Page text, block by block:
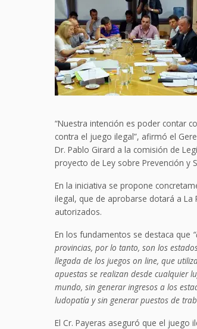
“Nuestra intención es poder contar
contra el juego ilegal”, afirmó el
Dr. Pablo Girard a la comisión de
proyecto de Ley sobre Prevención y
En la iniciativa se propone
ilegal, que de aprobarse dotará a
autorizados.
En los fundamentos se destaca que
provincias, por lo tanto, son los
llegada de los juegos on line, que
apuestas se realizan desde cualquier
mundo, sin generar ingresos a los
ludopatía y sin generar puestos de
El Cr. Payeras aseguró que el juego